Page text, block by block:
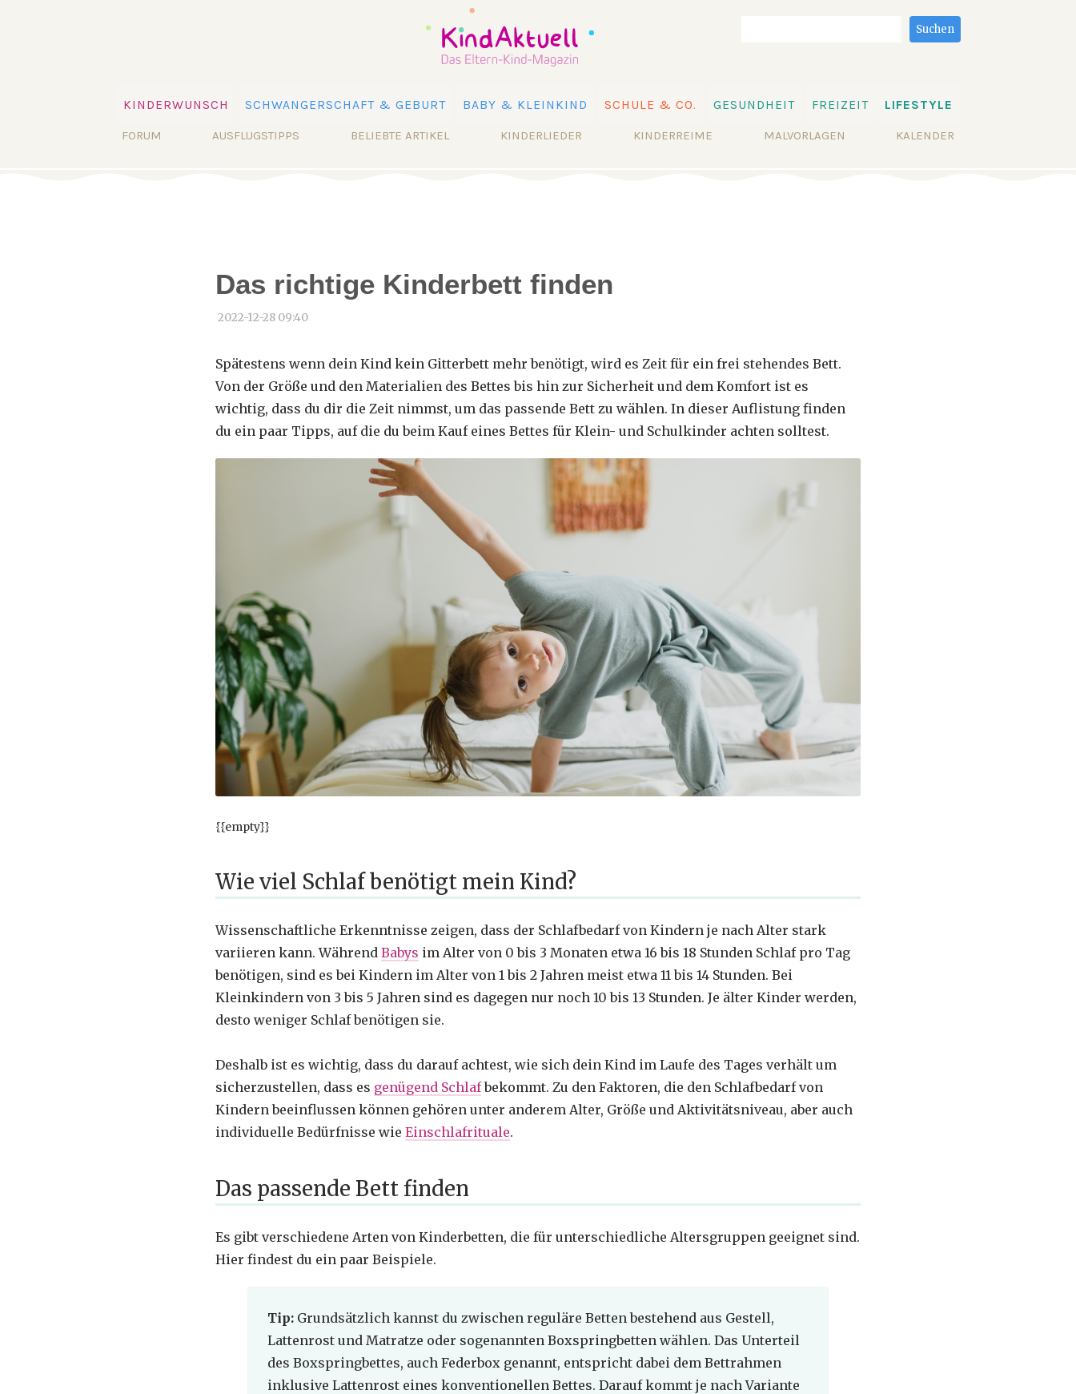
überspringen
KINDERWUNSCH SCHWANGERSCHAFT & GEBURT BABY & KLEINKIND SCHULE & CO. GESUNDHEIT FREIZEIT LIFESTYLE
Navigation
FORUM AUSFLUGSTIPPS BELIEBTE ARTIKEL KINDERLIEDER KINDERREIME MALVORLAGEN KALENDER
Suchen
Das richtige Kinderbett finden
2022-12-28 09:40
Spätestens wenn dein Kind kein Gitterbett mehr benötigt, wird es Zeit für ein frei stehendes Bett.
Von der Größe und den Materialien des Bettes bis hin zur Sicherheit und dem Komfort ist es
wichtig, dass du dir die Zeit nimmst, um das passende Bett zu wählen. In dieser Auflistung finden
du ein paar Tipps, auf die du beim Kauf eines Bettes für Klein- und Schulkinder achten solltest.
{{empty}}
Wie viel Schlaf benötigt mein Kind?
Wissenschaftliche Erkenntnisse zeigen, dass der Schlafbedarf von Kindern je nach Alter stark
variieren kann. Während Babys im Alter von 0 bis 3 Monaten etwa 16 bis 18 Stunden Schlaf pro Tag
benötigen, sind es bei Kindern im Alter von 1 bis 2 Jahren meist etwa 11 bis 14 Stunden. Bei
Kleinkindern von 3 bis 5 Jahren sind es dagegen nur noch 10 bis 13 Stunden. Je älter Kinder werden,
desto weniger Schlaf benötigen sie.
Deshalb ist es wichtig, dass du darauf achtest, wie sich dein Kind im Laufe des Tages verhält um
sicherzustellen, dass es genügend Schlafbekommt. Zu den Faktoren, die den Schlafbedarf von
Kindern beeinflussen können gehören unter anderem Alter, Größe und Aktivitätsniveau, aber auch
individuelle Bedürfnisse wie Einschlafrituale.
Das passende Bett finden
Es gibt verschiedene Arten von Kinderbetten, die für unterschiedliche Altersgruppen geeignet sind.
Hier findest du ein paar Beispiele.
Tip: Grundsätzlich kannst du zwischen reguläre Betten bestehend aus Gestell,
Lattenrost und Matratze oder sogenannten Boxspringbetten wählen. Das Unterteil
des Boxspringbettes, auch Federbox genannt, entspricht dabei dem Bettrahmen
inklusive Lattenrost eines konventionellen Bettes. Darauf kommt je nach Variante